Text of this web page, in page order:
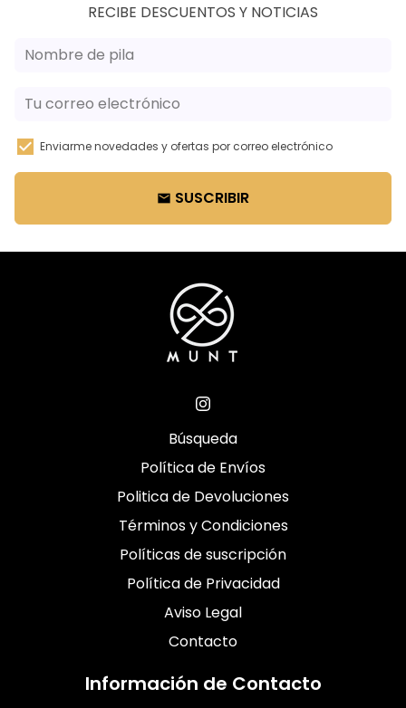
RECIBE DESCUENTOS Y NOTICIAS
Enviarme novedades y ofertas por correo electrónico
email SUSCRIBIR
Búsqueda
Política de Envíos
Politica de Devoluciones
Términos y Condiciones
Políticas de suscripción
Política de Privacidad
Aviso Legal
Contacto
Información de Contacto